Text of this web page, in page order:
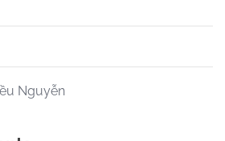
Nguyễn